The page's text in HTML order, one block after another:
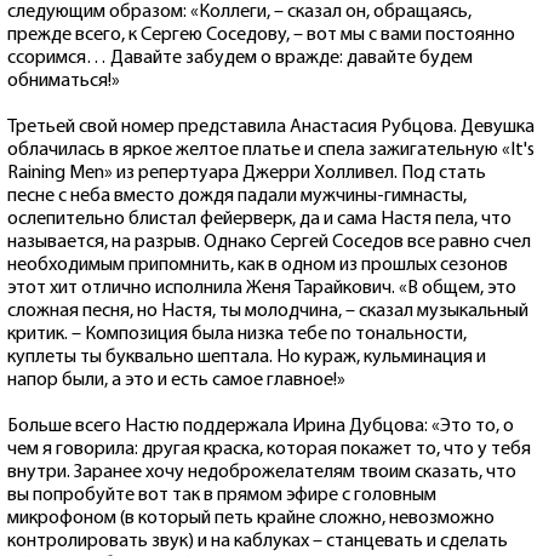
следующим образом: «Коллеги, – сказал он, обращаясь,
прежде всего, к Сергею Соседову, – вот мы с вами постоянно
ссоримся… Давайте забудем о вражде: давайте будем
обниматься!»
Третьей свой номер представила Анастасия Рубцова. Девушка
облачилась в яркое желтое платье и спела зажигательную «It's
Raining Men» из репертуара Джерри Холливел. Под стать
песне с неба вместо дождя падали мужчины-гимнасты,
ослепительно блистал фейерверк, да и сама Настя пела, что
называется, на разрыв. Однако Сергей Соседов все равно счел
необходимым припомнить, как в одном из прошлых сезонов
этот хит отлично исполнила Женя Тарайкович. «В общем, это
сложная песня, но Настя, ты молодчина, – сказал музыкальный
критик. – Композиция была низка тебе по тональности,
куплеты ты буквально шептала. Но кураж, кульминация и
напор были, а это и есть самое главное!»
Больше всего Настю поддержала Ирина Дубцова: «Это то, о
чем я говорила: другая краска, которая покажет то, что у тебя
внутри. Заранее хочу недоброжелателям твоим сказать, что
вы попробуйте вот так в прямом эфире с головным
микрофоном (в который петь крайне сложно, невозможно
контролировать звук) и на каблуках – станцевать и сделать